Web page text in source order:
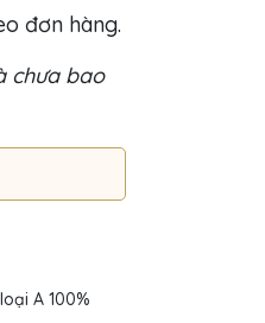
đơn hàng.
chưa bao
A 100%